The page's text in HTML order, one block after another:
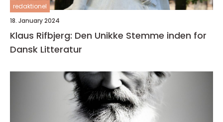
redaktionel
18. January 2024
Klaus Rifbjerg: Den Unikke Stemme inden for
Dansk Litteratur